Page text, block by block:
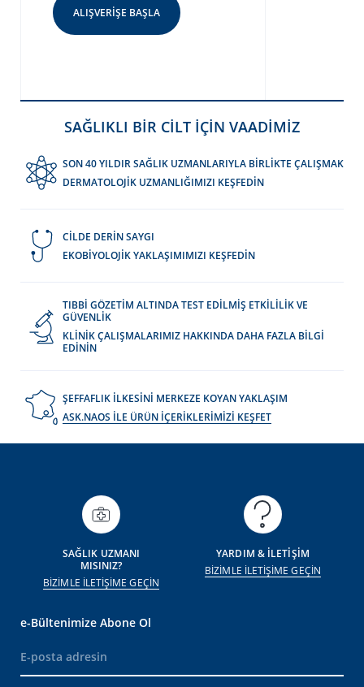
ALIŞVERIŞE BAŞLA
SAĞLIKLI BİR CİLT İÇİN VAADİMİZ
SON 40 YILDIR SAĞLIK UZMANLARIYLA BİRLİKTE ÇALIŞMAK
DERMATOLOJİK UZMANLIĞIMIZI KEŞFEDİN
CİLDE DERİN SAYGI
EKOBİYOLOJİK YAKLAŞIMIMIZI KEŞFEDİN
TIBBİ GÖZETİM ALTINDA TEST EDİLMİŞ ETKİLİLİK VE
GÜVENLİK
KLİNİK ÇALIŞMALARIMIZ HAKKINDA DAHA FAZLA BİLGİ
EDİNİN
ŞEFFAFLIK İLKESİNİ MERKEZE KOYAN YAKLAŞIM
ASK.NAOS İLE ÜRÜN İÇERİKLERİMİZİ KEŞFET
SAĞLIK UZMANI
MISINIZ?
BİZİMLE İLETİŞİME GEÇİN
YARDIM & İLETİŞİM
BİZİMLE İLETİŞİME GEÇİN
e-Bültenimize Abone Ol